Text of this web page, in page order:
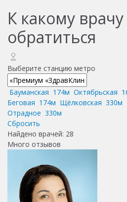
К какому врачу
обратиться
Выберите станцию метро
Бауманская 174м Октябрьская
Беговая 174м Щёлковская 330м
Отрадное 330м
Сбросить
Найдено врачей: 28
Много отзывов